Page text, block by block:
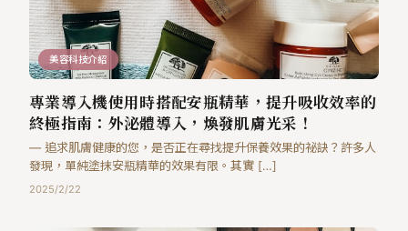
美容科技介紹
專業導入機使用時搭配安瓶精華，提升吸收效率的
終極指南：外泌體導入，煥發肌膚光采！
— 追求肌膚健康的您，是否正在尋找提升保養效果的祕訣？許多人
發現，單純塗抹安瓶精華的效果有限。其實 […]
2025/2/22